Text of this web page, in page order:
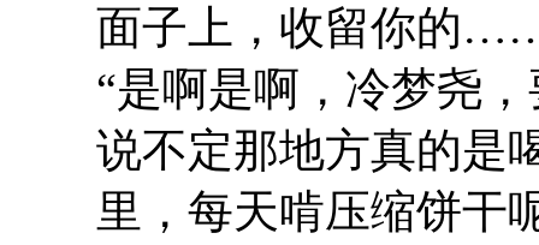
面子上，收留你的
“是啊是啊，冷梦尧
说不定那地方真的是
里，每天啃压缩饼